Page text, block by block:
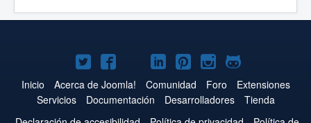
Joomla!
en
Twitter
Joomla!
en
Facebook
Joomla!
en
YouTube
Joomla!
en
LinkedIn
Joomla!
en
Pinterest
Joomla!
en
Instagram
Joomla!
en
GitHub
Inicio Acerca de Joomla! Comunidad Foro
Extensiones
Servicios
Documentación Desarrolladores
Tienda